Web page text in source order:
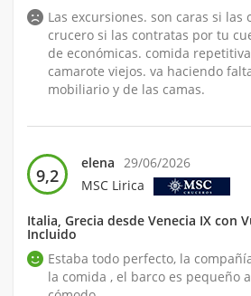
Las excursiones. son caras si las
crucero si las contratas por tu
de económicas. comida
camarote viejos. va haciendo
mobiliario y de las camas.
9,2
elena 29/06/2026
MSC Lirica
Italia, Grecia desde Venecia IX con
Incluido
Estaba todo perfecto, la
la comida , el barco es pequeño